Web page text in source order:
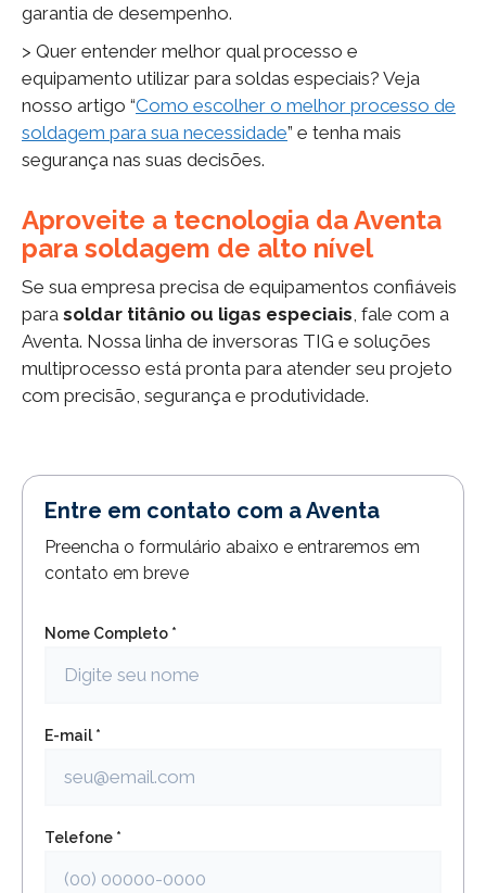
garantia de desempenho.
> Quer entender melhor qual processo e
equipamento utilizar para soldas especiais? Veja
nosso artigo “Como escolher o melhor processo de
soldagem para sua necessidade” e tenha mais
segurança nas suas decisões.
Aproveite a tecnologia da Aventa
para soldagem de alto nível
Se sua empresa precisa de equipamentos confiáveis
para soldar titânio ou ligas especiais , fale com a
Aventa. Nossa linha de inversoras TIG e soluções
multiprocesso está pronta para atender seu projeto
com precisão, segurança e produtividade.
Entre em contato com a Aventa
Preencha o formulário abaixo e entraremos em
contato em breve
Nome Completo *
E-mail *
Telefone *